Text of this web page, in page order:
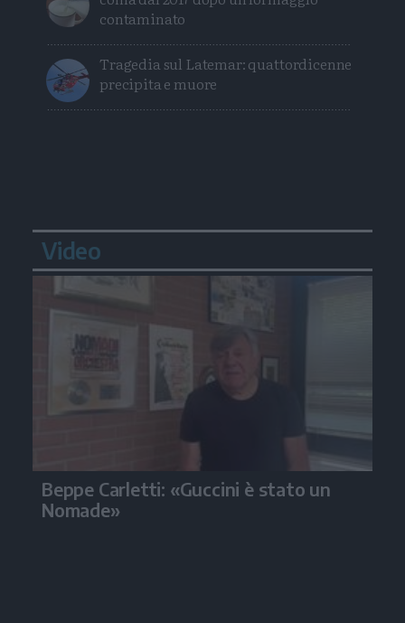
contaminato
Tragedia sul Latemar: quattordicenne
precipita e muore
Video
Beppe Carletti: «Guccini è stato un
Nomade»